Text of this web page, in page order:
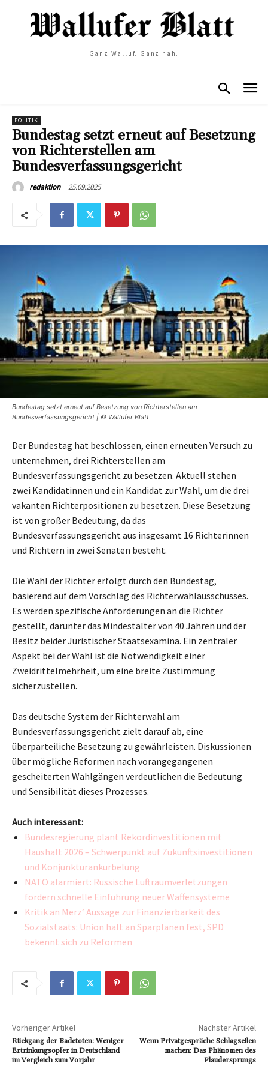
Ganz Walluf. Ganz nah.
POLITIK
Bundestag setzt erneut auf Besetzung
von Richterstellen am
Bundesverfassungsgericht
redaktion 25.09.2025
Bundestag setzt erneut auf Besetzung von Richterstellen am
Bundesverfassungsgericht | © Wallufer Blatt
Der Bundestag hat beschlossen, einen erneuten Versuch zu
unternehmen, drei Richterstellen am
Bundesverfassungsgericht zu besetzen. Aktuell stehen
zwei Kandidatinnen und ein Kandidat zur Wahl, um die drei
vakanten Richterpositionen zu besetzen. Diese Besetzung
ist von großer Bedeutung, da das
Bundesverfassungsgericht aus insgesamt 16 Richterinnen
und Richtern in zwei Senaten besteht.
Die Wahl der Richter erfolgt durch den Bundestag,
basierend auf dem Vorschlag des Richterwahlausschusses.
Es werden spezifische Anforderungen an die Richter
gestellt, darunter das Mindestalter von 40 Jahren und der
Besitz beider Juristischer Staatsexamina. Ein zentraler
Aspekt bei der Wahl ist die Notwendigkeit einer
Zweidrittelmehrheit, um eine breite Zustimmung
sicherzustellen.
Das deutsche System der Richterwahl am
Bundesverfassungsgericht zielt darauf ab, eine
überparteiliche Besetzung zu gewährleisten. Diskussionen
über mögliche Reformen nach vorangegangenen
gescheiterten Wahlgängen verdeutlichen die Bedeutung
und Sensibilität dieses Prozesses.
Auch interessant:
Bundesregierung plant Rekordinvestitionen mit
Haushalt 2026 – Schwerpunkt auf Zukunftsinvestitionen
und Konjunkturankurbelung
NATO alarmiert: Russische Luftraumverletzungen
fordern schnelle Einführung neuer Waffensysteme
Kritik an Merz‘ Aussage zur Finanzierbarkeit des
Sozialstaats: Union hält an Sparplänen fest, SPD
bekennt sich zu Reformen
Vorheriger Artikel
Rückgang der Badetoten: Weniger
Ertrinkungsopfer in Deutschland
im Vergleich zum Vorjahr
Nächster Artikel
Wenn Privatgespräche Schlagzeilen
machen: Das Phänomen des
Plaudersprungs